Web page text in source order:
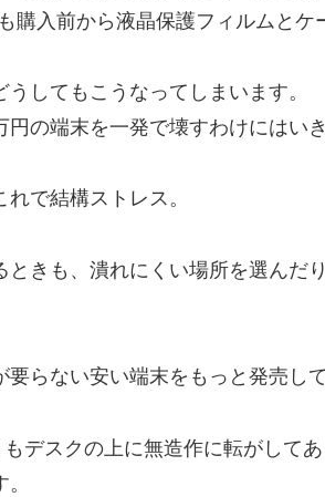
購入前から液晶保護フィルムとケ
うしてもこうなってしまいます。
円の端末を一発で壊すわけにはい
で結構ストレス。
ときも、潰れにくい場所を選んだ
要らない安い端末をもっと発売し
デスクの上に無造作に転がして